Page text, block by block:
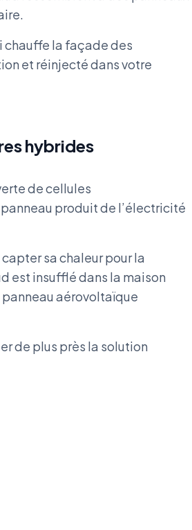
chauffe la façade des
et réinjecté dans votre
hybrides
de cellules
produit de l’électricité
sa chaleur pour la
est insufflé dans la maison
aérovoltaïque
de plus près la solution